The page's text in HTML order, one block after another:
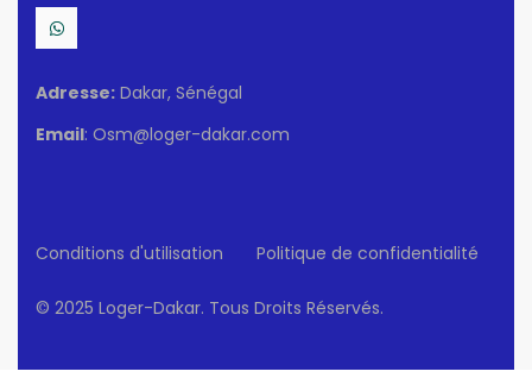
Adresse: Dakar, Sénégal
Email: Osm@loger-dakar.com
Conditions d'utilisation Politique de confidentialité
© 2025 Loger-Dakar. Tous Droits Réservés.